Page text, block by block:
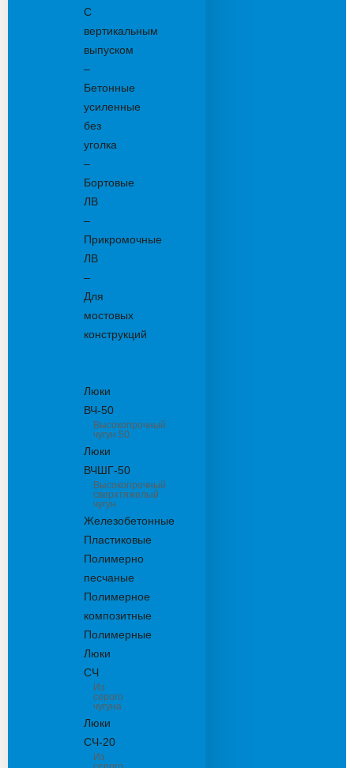
С
вертикальным
выпуском
–
Бетонные
усиленные
без
уголка
–
Бортовые
ЛВ
–
Прикромочные
ЛВ
–
Для
мостовых
конструкций
Люки
ВЧ-50
Высокопрочный
чугун 50
Люки
ВЧШГ-50
Высокопрочный
сверхтяжелый
чугун
Железобетонные
Пластиковые
Полимерно
песчаные
Полимерное
композитные
Полимерные
Люки
СЧ
Из
серого
чугуна
Люки
СЧ-20
Из